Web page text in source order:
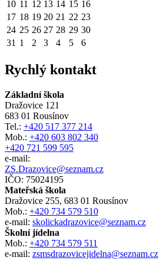
10 11 12 13 14 15 16
17 18 19 20 21 22 23
24 25 26 27 28 29 30
31 1 2 3 4 5 6
Rychlý kontakt
Základní škola
Dražovice 121
683 01 Rousínov
Tel.: +420 517 377 214
Mob.: +420 603 802 340
+420 721 599 595
e-mail:
ZS.Drazovice@seznam.cz
IČO: 75024195
Mateřská škola
Dražovice 255, 683 01 Rousínov
Mob.: +420 734 579 510
e-mail: skolickadrazovice@seznam.cz
Školní jídelna
Mob.: +420 734 579 511
e-mail: zsmsdrazovicejidelna@seznam.cz